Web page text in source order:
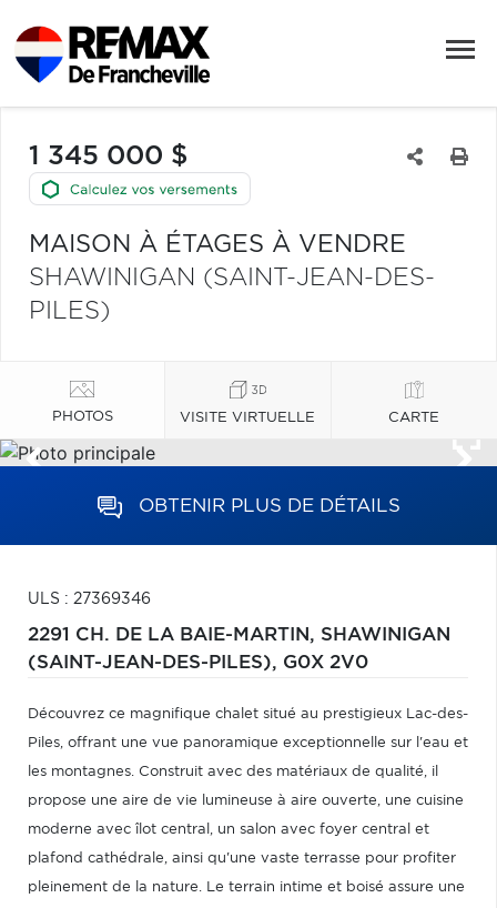
1 345 000 $
MAISON À ÉTAGES À VENDRE
SHAWINIGAN (SAINT-JEAN-DES-
PILES)
PHOTOS VISITE VIRTUELLE CARTE
OBTENIR PLUS DE DÉTAILS
ULS : 27369346
2291 CH. DE LA BAIE-MARTIN, SHAWINIGAN
(SAINT-JEAN-DES-PILES), G0X 2V0
Découvrez ce magnifique chalet situé au prestigieux Lac-des-
Piles, offrant une vue panoramique exceptionnelle sur l'eau et
les montagnes. Construit avec des matériaux de qualité, il
propose une aire de vie lumineuse à aire ouverte, une cuisine
moderne avec îlot central, un salon avec foyer central et
plafond cathédrale, ainsi qu'une vaste terrasse pour profiter
pleinement de la nature. Le terrain intime et boisé assure une